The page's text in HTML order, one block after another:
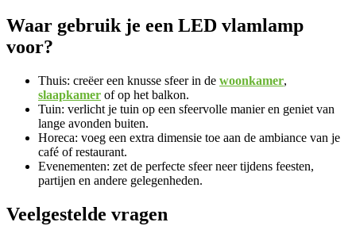
Waar gebruik je een LED vlamlamp
voor?
Thuis: creëer een knusse sfeer in de woonkamer,
slaapkamer of op het balkon.
Tuin: verlicht je tuin op een sfeervolle manier en geniet van
lange avonden buiten.
Horeca: voeg een extra dimensie toe aan de ambiance van je
café of restaurant.
Evenementen: zet de perfecte sfeer neer tijdens feesten,
partijen en andere gelegenheden.
Veelgestelde vragen